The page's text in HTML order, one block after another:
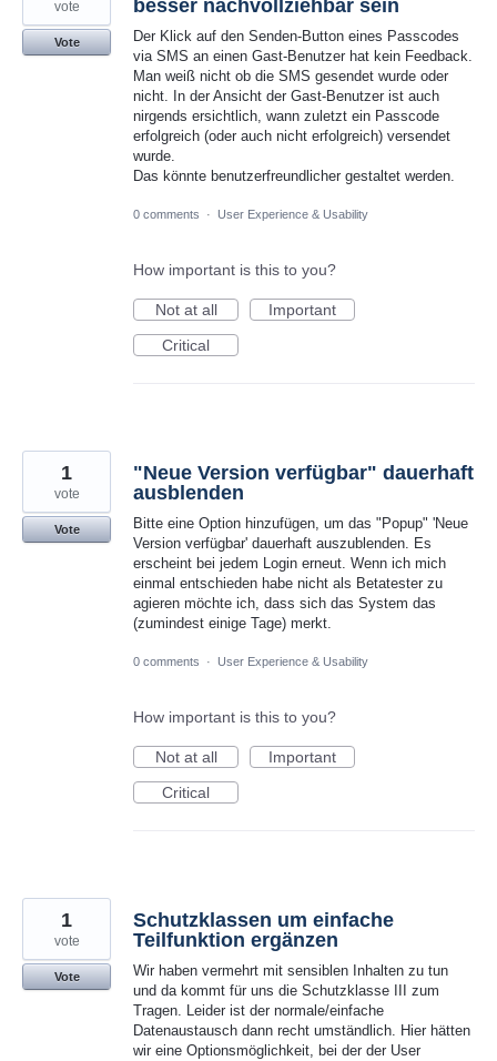
besser nachvollziehbar sein
Der Klick auf den Senden-Button eines Passcodes
via SMS an einen Gast-Benutzer hat kein Feedback.
Man weiß nicht ob die SMS gesendet wurde oder
nicht. In der Ansicht der Gast-Benutzer ist auch
nirgends ersichtlich, wann zuletzt ein Passcode
erfolgreich (oder auch nicht erfolgreich) versendet
wurde.
Das könnte benutzerfreundlicher gestaltet werden.
vote
Vote
0 comments · User Experience & Usability
How important is this to you?
Not at all
Important
Critical
"Neue Version verfügbar" dauerhaft
ausblenden
Bitte eine Option hinzufügen, um das "Popup" 'Neue
Version verfügbar' dauerhaft auszublenden. Es
erscheint bei jedem Login erneut. Wenn ich mich
einmal entschieden habe nicht als Betatester zu
agieren möchte ich, dass sich das System das
(zumindest einige Tage) merkt.
1
vote
Vote
0 comments · User Experience & Usability
How important is this to you?
Not at all
Important
Critical
Schutzklassen um einfache
Teilfunktion ergänzen
Wir haben vermehrt mit sensiblen Inhalten zu tun
und da kommt für uns die Schutzklasse III zum
Tragen. Leider ist der normale/einfache
Datenaustausch dann recht umständlich. Hier hätten
wir eine Optionsmöglichkeit, bei der der User
1
vote
Vote